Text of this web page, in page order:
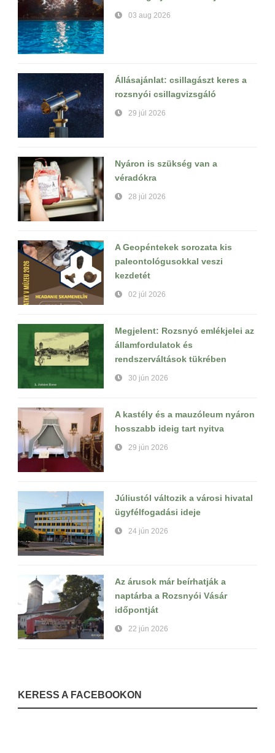
03 aug 2026
Állásajánlat: csillagászt keres a
rozsnyói csillagvizsgáló
29 júl 2026
Nyáron is szükség van a
véradókra
28 júl 2026
A Geopéntekek sorozata kis
paleontológusokkal veszi
kezdetét
02 júl 2026
Megjelent: Rozsnyó emlékjelei az
államfordulatok és
rendszerváltások tükrében
30 jún 2026
A kastély és a mauzóleum nyáron
hosszabb ideig tart nyitva
29 jún 2026
Júliustól változik a városi hivatal
ügyfélfogadási ideje
24 jún 2026
Az árusok már beírhatják a
naptárba a Rozsnyói Vásár
időpontját
22 jún 2026
KERESS A FACEBOOKON